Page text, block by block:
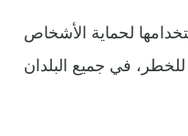
لحماية الأشخاص